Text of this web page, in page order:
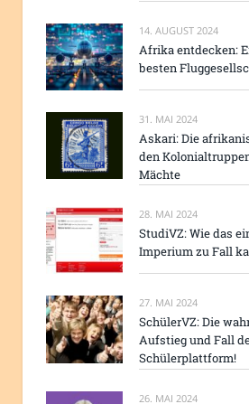
14. AUGUST 2024
Afrika entdecken:
besten
31. MAI 2024
Askari: Die
den
Mächte
28. MAI 2024
StudiVZ: Wie das
Imperium zu Fall
27. MAI 2024
SchülerVZ: Die
Aufstieg und Fall
Schülerplattform!
26. MAI 2024